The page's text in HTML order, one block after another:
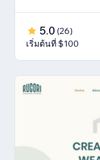
5.0 (26)
เริ่มต้นที่ $100